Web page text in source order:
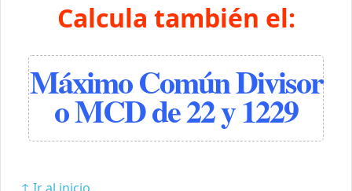
Calcula también el:
Máximo Común Divisor
o MCD de 22 y 1229